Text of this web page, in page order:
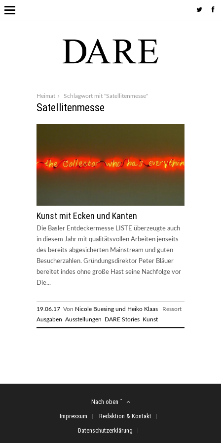
Heimat Schlagwort mit "Satellitenmesse"
Satellitenmesse
Kunst mit Ecken und Kanten
Die Basler Entdeckermesse LISTE überzeugte auch
in diesem Jahr mit qualitätsvollen Arbeiten jenseits
des bereits abgesicherten Mainstream und guten
Besucherzahlen. Gründungsdirektor Peter Bläuer
bereitet indes ohne große Hast seine Nachfolge vor
Die...
19.06.17 Von Nicole Buesing und Heiko Klaas Ressort
Ausgaben Ausstellungen DARE Stories Kunst
Nach oben ˆ
Impressum
Redaktion & Kontakt
Datenschutzerklärung